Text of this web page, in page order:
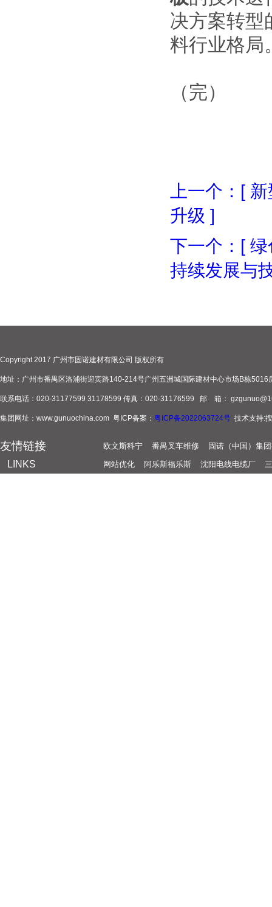
决方案转型
料行业格局
（完）
上一个：[
升级 ]
下一个：[
持续发展与
Copyright 2017 广州市固诺建材有限公司 版权所有
地址：广州市番禺区洛浦街迎宾路140-214号广州五洲城国际建材中心市场B栋5016
联系电话：020-31177599 31178599 传真：020-31176599 邮 箱：
集团网址：www.gunuochina.com 粤ICP备案： 粤ICP备2022063724号 技术支持:
友情链接
LINKS
欧文斯科宁 番禺叉车维修
固诺（中国）集
网站优化
阿乐斯福乐斯 沈阳电线电缆厂